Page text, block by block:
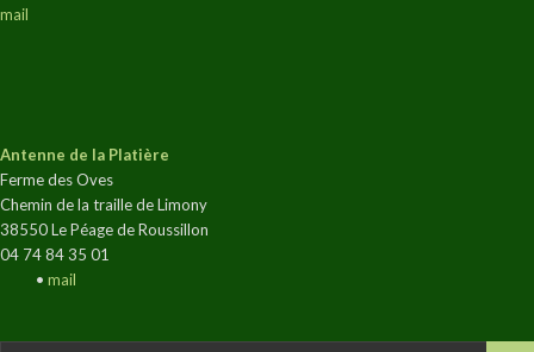
mail
Antenne de la Platière
Ferme des Oves
Chemin de la traille de Limony
38550 Le Péage de Roussillon
04 74 84 35 01
• mail